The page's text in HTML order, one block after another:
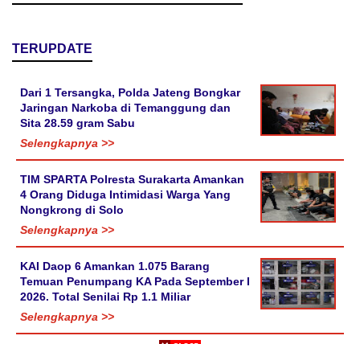
TERUPDATE
Dari 1 Tersangka, Polda Jateng Bongkar
Jaringan Narkoba di Temanggung dan
Sita 28.59 gram Sabu
Selengkapnya >>
TIM SPARTA Polresta Surakarta Amankan
4 Orang Diduga Intimidasi Warga Yang
Nongkrong di Solo
Selengkapnya >>
KAI Daop 6 Amankan 1.075 Barang
Temuan Penumpang KA Pada September I
2026. Total Senilai Rp 1.1 Miliar
Selengkapnya >>